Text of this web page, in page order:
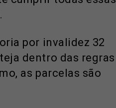
por invalidez 32
dentro das regras
as parcelas são